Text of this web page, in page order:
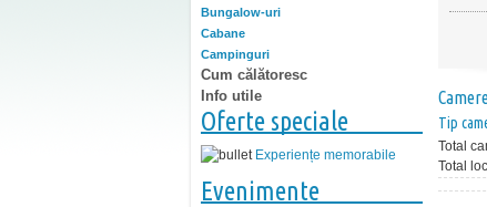
Bungalow-uri
Cabane
Campinguri
Cum călătoresc
Info utile
Oferte speciale
Experiențe memorabile
Evenimente
Tip
Total
Total